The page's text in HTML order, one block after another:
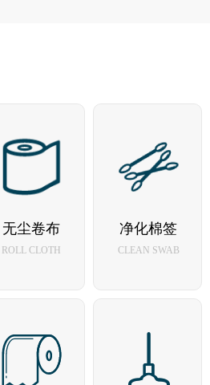
无尘卷布
ROLL CLOTH
净化棉签
CLEAN SWAB